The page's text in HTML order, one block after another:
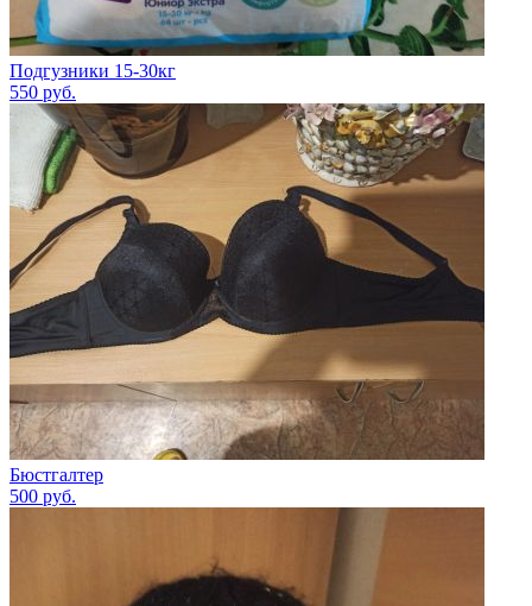
Подгузники 15-30кг
550 руб.
Бюстгалтер
500 руб.